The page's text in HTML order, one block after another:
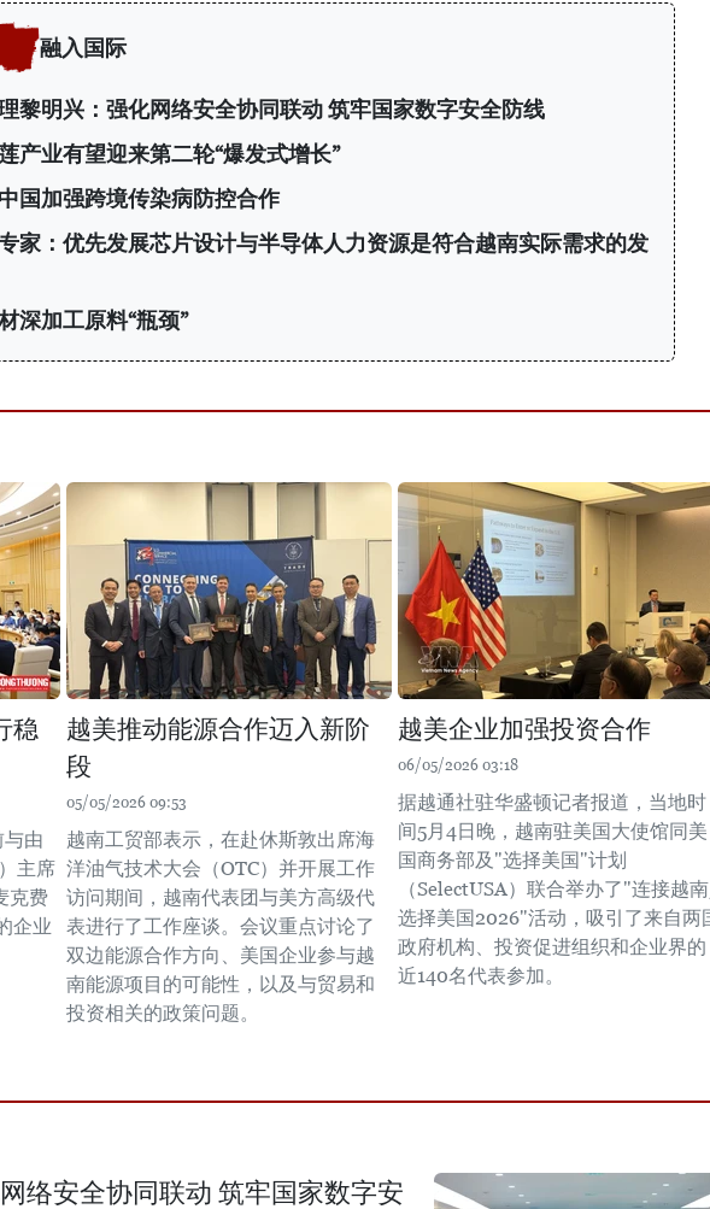
融入国际
黎明兴：强化网络安全协同联动 筑牢国家数字安全防线
产业有望迎来第二轮“爆发式增长”
国加强跨境传染病防控合作
家：优先发展芯片设计与半导体人力资源是符合越南实际需求的发
深加工原料“瓶颈”
稳
由
主席
克费
企业
越美推动能源合作迈入新阶
段
05/05/2026 09:53
越南工贸部表示，在赴休斯敦出席海
洋油气技术大会（OTC）并开展工作
访问期间，越南代表团与美方高级代
表进行了工作座谈。会议重点讨论了
双边能源合作方向、美国企业参与越
南能源项目的可能性，以及与贸易和
投资相关的政策问题。
越美企业加强投资合作
06/05/2026 03:18
据越通社驻华盛顿记者报道，当地时
间5月4日晚，越南驻美国大使馆同美
国商务部及"选择美国"计划
（SelectUSA）联合举办了"连接越
选择美国2026"活动，吸引了来自两
政府机构、投资促进组织和企业界的
近140名代表参加。
络安全协同联动 筑牢国家数字安